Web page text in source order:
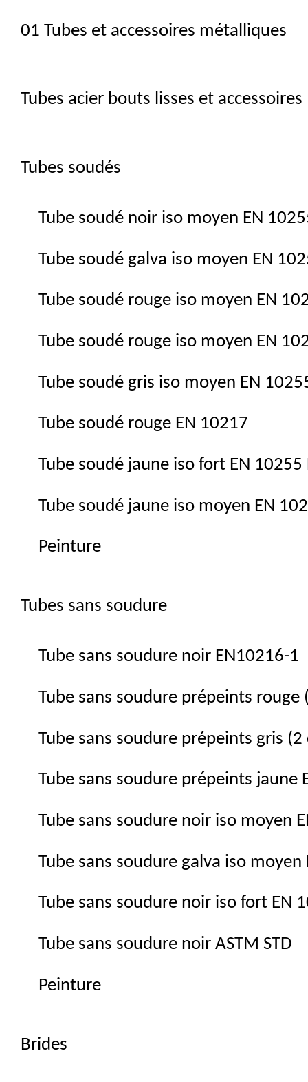
01 Tubes et accessoires métalliques
Tubes acier bouts lisses et accessoires
Tubes soudés
Tube soudé noir iso moyen EN
Tube soudé galva iso moyen EN
Tube soudé rouge iso moyen EN
Tube soudé rouge iso moyen EN
Tube soudé gris iso moyen EN
Tube soudé rouge EN 10217
Tube soudé jaune iso fort EN 10255
Tube soudé jaune iso moyen EN
Peinture
Tubes sans soudure
Tube sans soudure noir EN10216-1
Tube sans soudure prépeints rouge
Tube sans soudure prépeints gris
Tube sans soudure prépeints jaune
Tube sans soudure noir iso moyen
Tube sans soudure galva iso
Tube sans soudure noir iso fort EN
Tube sans soudure noir ASTM STD
Peinture
Brides